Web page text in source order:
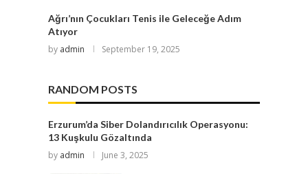
Ağrı’nın Çocukları Tenis ile Geleceğe Adım
Atıyor
by admin September 19, 2025
RANDOM POSTS
Erzurum’da Siber Dolandırıcılık Operasyonu:
13 Kuşkulu Gözaltında
by admin June 3, 2025